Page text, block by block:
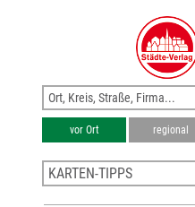
vor Ort regional
KARTEN-TIPPS